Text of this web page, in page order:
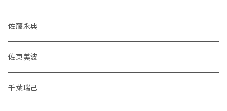
佐藤永典
佐東美波
千葉瑞己